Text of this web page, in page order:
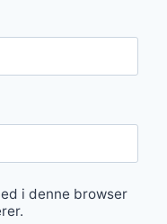
i denne browser